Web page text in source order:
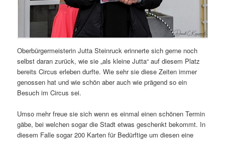
Oberbürgermeisterin Jutta Steinruck erinnerte sich gerne noch
selbst daran zurück, wie sie „als kleine Jutta“ auf diesem Platz
bereits Circus erleben durfte. Wie sehr sie diese Zeiten immer
genossen hat und wie schön aber auch wie prägend so ein
Besuch im Circus sei.
Umso mehr freue sie sich wenn es einmal einen schönen Termin
gäbe, bei welchen sogar die Stadt etwas geschenkt bekommt. In
diesem Falle sogar 200 Karten für Bedürftige um diesen eine